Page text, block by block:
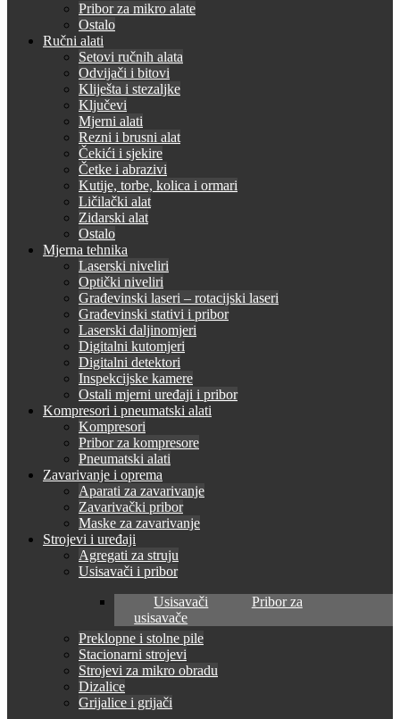
Pribor za mikro alate
Ostalo
Ručni alati
Setovi ručnih alata
Odvijači i bitovi
Kliješta i stezaljke
Ključevi
Mjerni alati
Rezni i brusni alat
Čekići i sjekire
Četke i abrazivi
Kutije, torbe, kolica i ormari
Ličilački alat
Zidarski alat
Ostalo
Mjerna tehnika
Laserski niveliri
Optički niveliri
Građevinski laseri – rotacijski laseri
Građevinski stativi i pribor
Laserski daljinomjeri
Digitalni kutomjeri
Digitalni detektori
Inspekcijske kamere
Ostali mjerni uređaji i pribor
Kompresori i pneumatski alati
Kompresori
Pribor za kompresore
Pneumatski alati
Zavarivanje i oprema
Aparati za zavarivanje
Zavarivački pribor
Maske za zavarivanje
Strojevi i uređaji
Agregati za struju
Usisavači i pribor
Usisavači
Pribor za
usisavače
Preklopne i stolne pile
Stacionarni strojevi
Strojevi za mikro obradu
Dizalice
Grijalice i grijači